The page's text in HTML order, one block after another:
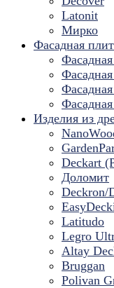
Latonit
Мирко
Фасадная
Изделия из
Deckart
Доломит
Deckron/
Latitudo
Legro
Altay
Bruggan
Polivan